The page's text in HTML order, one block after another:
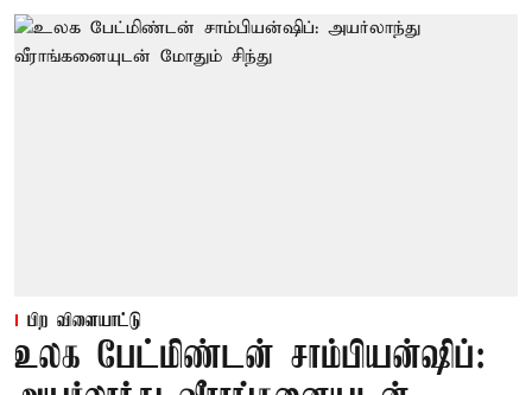
பிற விளையாட்டு
உலக பேட்மிண்டன் சாம்பியன்ஷிப்: